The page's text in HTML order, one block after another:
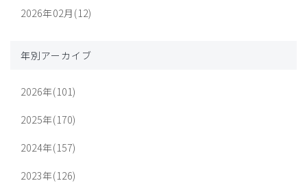
2026年02月(12)
年別アーカイブ
2026年(101)
2025年(170)
2024年(157)
2023年(126)